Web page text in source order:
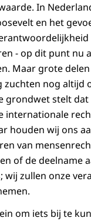
In
en het
- op dit punt nu
Maar grote
zuchten nog altijd
grondwet stelt dat
internationale
houden wij ons
van
of de deelname
wij zullen onze
om iets bij te